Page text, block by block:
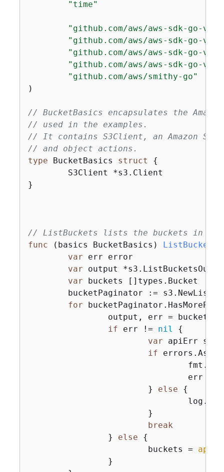
"time"
"github.com/aws/aws-sdk-go-v2/
"github.com/aws/aws-sdk-go-v2/
"github.com/aws/aws-sdk-go-
"github.com/aws/aws-sdk-go-
"github.com/aws/smithy-go"
)
// BucketBasics encapsulates the
// used in the examples.
// It contains S3Client, an Amazon
// and object actions.
type BucketBasics struct
{
}
// ListBuckets lists the buckets in the
func
(basics BucketBasics) ListBuckets
var err error
var output
var buckets []types.Bucket
bucketPaginator :=
for
if err != nil
{
var apiErr
if
			}
else
{
break
		}
else
{
			buckets =